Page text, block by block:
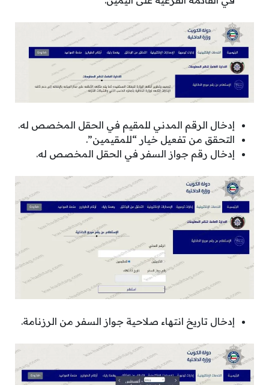
إدخال الرقم المدني للمقيم في الحقل المخصص له.
التحقق من تفعيل خيار “للمقيمين”.
إدخال رقم جواز السفر في الحقل المخصص له.
إدخال تاريخ انتهاء صلاحية جواز السفر من الرزنامة.